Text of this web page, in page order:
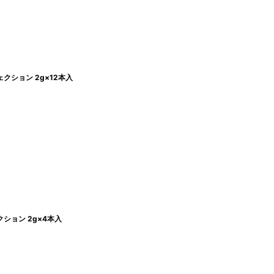
クション 2g×12本入
ション 2g×4本入